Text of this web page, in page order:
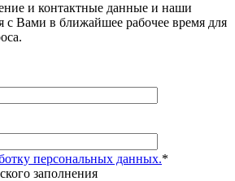
и контактные данные и наши
с Вами в ближайшее рабочее время для
персональных данных.*
заполнения